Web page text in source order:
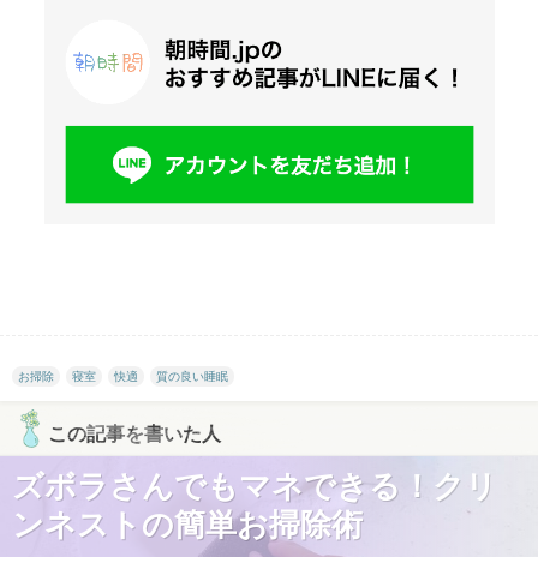
お掃除 寝室 快適 質の良い睡眠
この記事を書いた人
ズボラさんでもマネできる！クリ
ンネストの簡単お掃除術